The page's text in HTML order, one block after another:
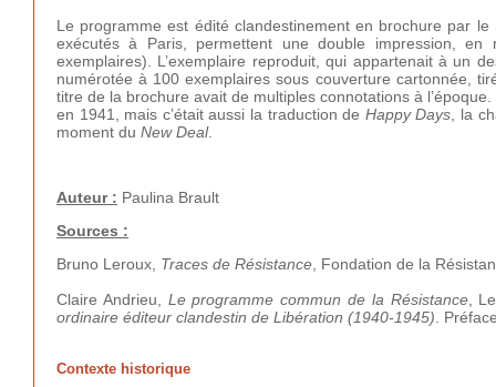
Le programme est édité clandestinement en brochure par
exécutés à Paris, permettent une double impression,
exemplaires). L’exemplaire reproduit, qui appartenait à un
numérotée à 100 exemplaires sous couverture cartonnée,
titre de la brochure avait de multiples connotations à
en 1941, mais c’était aussi la traduction de Happy Days , la
moment du New Deal.
Auteur : Paulina Brault
Sources :
Bruno Leroux, Traces de Résistance , Fondation de la
Claire Andrieu,
Le programme commun de la Résistance,
ordinaire éditeur clandestin de Libération (1940-1945) .
Contexte historique